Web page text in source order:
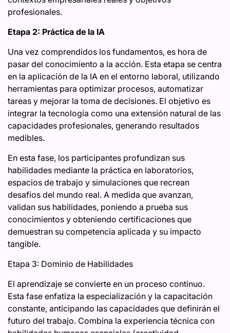
profesionales.
Etapa 2: Práctica de la IA
Una vez comprendidos los fundamentos, es hora de
pasar del conocimiento a la acción. Esta etapa se centra
en la aplicación de la IA en el entorno laboral, utilizando
herramientas para optimizar procesos, automatizar
tareas y mejorar la toma de decisiones. El objetivo es
integrar la tecnología como una extensión natural de las
capacidades profesionales, generando resultados
medibles.
En esta fase, los participantes profundizan sus
habilidades mediante la práctica en laboratorios,
espacios de trabajo y simulaciones que recrean
desafíos del mundo real. A medida que avanzan,
validan sus habilidades, poniendo a prueba sus
conocimientos y obteniendo certificaciones que
demuestran su competencia aplicada y su impacto
tangible.
Etapa 3: Dominio de Habilidades
El aprendizaje se convierte en un proceso continuo.
Esta fase enfatiza la especialización y la capacitación
constante, anticipando las capacidades que definirán el
futuro del trabajo. Combina la experiencia técnica con